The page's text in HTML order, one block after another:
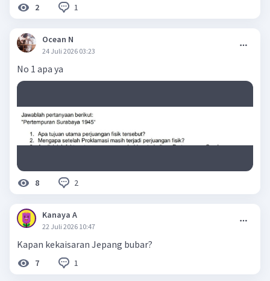
2 1
Ocean N
24 Juli 2026 03:23
No 1 apa ya
8 2
Kanaya A
22 Juli 2026 10:47
Kapan kekaisaran Jepang bubar?
7 1